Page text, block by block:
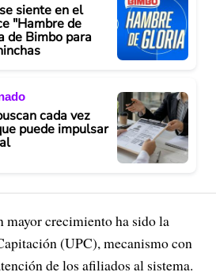
siente en el
"Hambre de
de Bimbo para
cada vez
puede impulsar
mayor crecimiento ha sido la
(UPC), mecanismo con
de los afiliados al sistema.